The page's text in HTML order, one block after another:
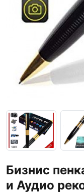
Бизнис
и Аудио